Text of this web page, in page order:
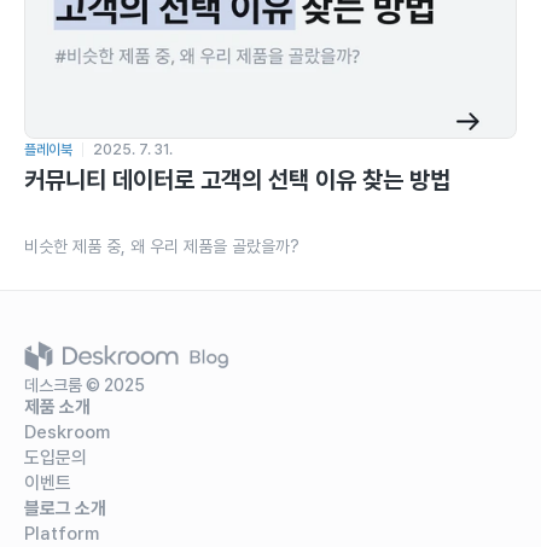
플레이북 2025. 7. 31.
커뮤니티 데이터로 고객의 선택 이유 찾는 방법
비슷한 제품 중, 왜 우리 제품을 골랐을까?
데스크룸 © 2025
제품 소개
Deskroom
도입문의
이벤트
블로그 소개
Platform